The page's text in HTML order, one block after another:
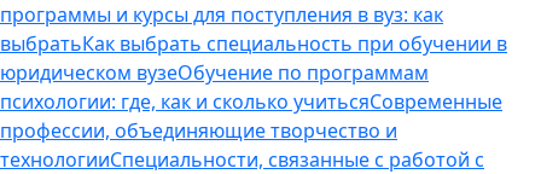
программы и курсы для поступления в вуз: как
выбратьКак выбрать специальность при обучении в
юридическом вузеОбучение по программам
психологии: где, как и сколько учитьсяСовременные
профессии, объединяющие творчество и
технологииСпециальности, связанные с работой с